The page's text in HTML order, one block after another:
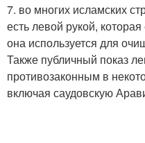
7. во многих исламских
есть левой рукой,
она используется для
Также публичный показ
противозаконным в
включая саудовскую